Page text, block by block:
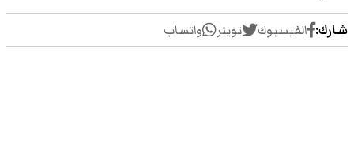
شارك: الفيسبوك تويتر واتساب